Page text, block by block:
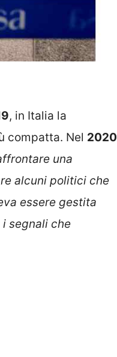
, in Italia la
compatta. Nel 2020
una
alcuni politici che
essere gestita
segnali che